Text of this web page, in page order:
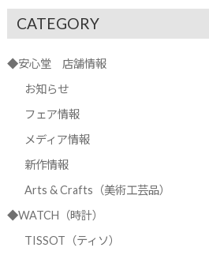
CATEGORY
◆安心堂 店舗情報
お知らせ
フェア情報
メディア情報
新作情報
Arts & Crafts（美術工芸品）
◆WATCH（時計）
TISSOT（ティソ）